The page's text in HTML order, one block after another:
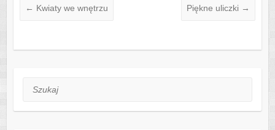
← Kwiaty we wnętrzu Piękne uliczki →
Szukaj